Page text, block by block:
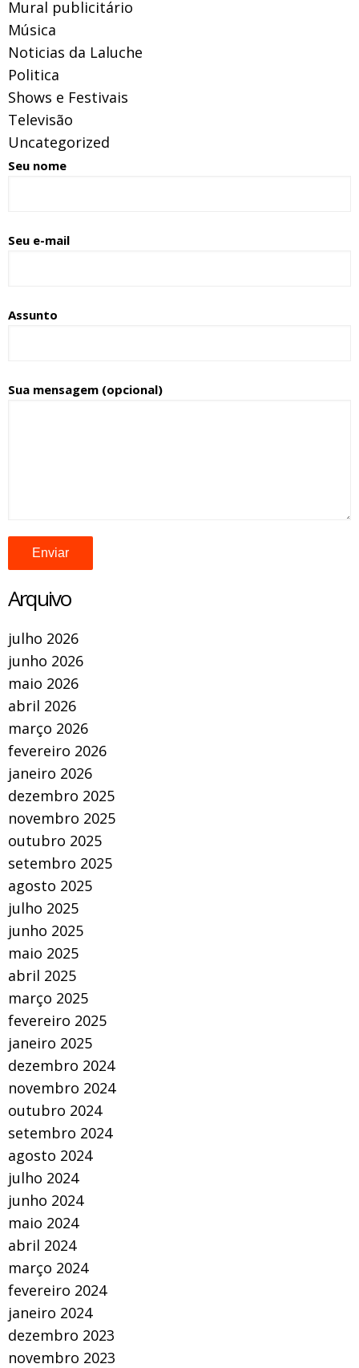
Mural publicitário
Música
Noticias da Laluche
Politica
Shows e Festivais
Televisão
Uncategorized
Seu nome
Seu e-mail
Assunto
Sua mensagem (opcional)
Arquivo
julho 2026
junho 2026
maio 2026
abril 2026
março 2026
fevereiro 2026
janeiro 2026
dezembro 2025
novembro 2025
outubro 2025
setembro 2025
agosto 2025
julho 2025
junho 2025
maio 2025
abril 2025
março 2025
fevereiro 2025
janeiro 2025
dezembro 2024
novembro 2024
outubro 2024
setembro 2024
agosto 2024
julho 2024
junho 2024
maio 2024
abril 2024
março 2024
fevereiro 2024
janeiro 2024
dezembro 2023
novembro 2023